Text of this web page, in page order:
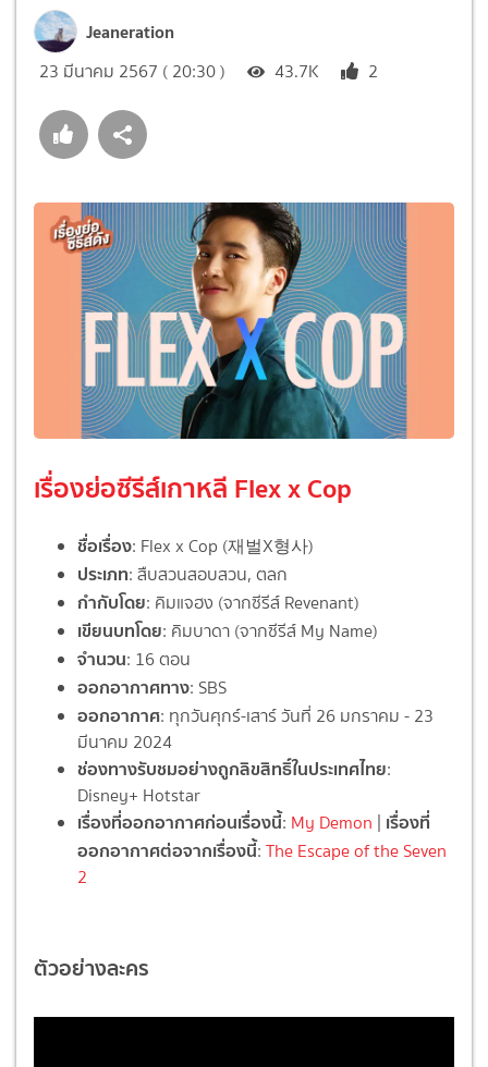
Jeaneration
23 มีนาคม 2567 ( 20:30 ) 43.7K 2
เรื่องย่อซีรีส์เกาหลี Flex x Cop
ชื่อเรื่อง: Flex x Cop (재벌X형사)
ประเภท: สืบสวนสอบสวน, ตลก
กำกับโดย: คิมแจฮง (จากซีรีส์ Revenant)
เขียนบทโดย: คิมบาดา (จากซีรีส์ My Name)
จำนวน: 16 ตอน
ออกอากาศทาง: SBS
ออกอากาศ: ทุกวันศุกร์-เสาร์ วันที่ 26 มกราคม - 23
มีนาคม 2024
ช่องทางรับชมอย่างถูกลิขสิทธิ์ในประเทศไทย:
Disney+ Hotstar
เรื่องที่ออกอากาศก่อนเรื่องนี้: My Demon | เรื่องที่
ออกอากาศต่อจากเรื่องนี้: The Escape of the Seven
2
ตัวอย่างละคร